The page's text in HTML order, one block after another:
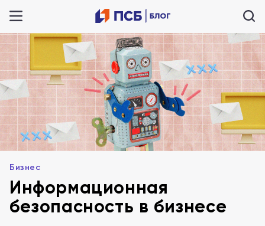
Бизнес
Информационная
безопасность в бизнесе